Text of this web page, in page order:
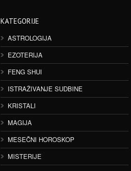
KATEGORIJE
ASTROLOGIJA
EZOTERIJA
FENG SHUI
ISTRAŽIVANJE SUDBINE
KRISTALI
MAGIJA
MESEČNI HOROSKOP
MISTERIJE